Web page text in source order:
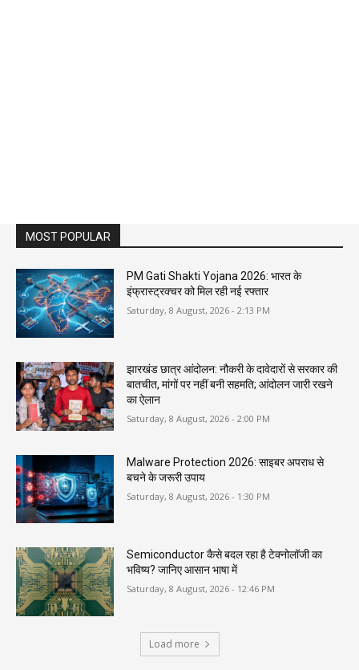
MOST POPULAR
PM Gati Shakti Yojana 2026: भारत के
इंफ्रास्ट्रक्चर को मिल रही नई रफ्तार
Saturday, 8 August, 2026 - 2:13 PM
झारखंड छात्र आंदोलन: नौकरी के दावेदारों से सरकार की
बातचीत, मांगों पर नहीं बनी सहमति; आंदोलन जारी रखने
का ऐलान
Saturday, 8 August, 2026 - 2:00 PM
Malware Protection 2026: साइबर अपराध से
बचने के जरूरी उपाय
Saturday, 8 August, 2026 - 1:30 PM
Semiconductor कैसे बदल रहा है टेक्नोलॉजी का
भविष्य? जानिए आसान भाषा में
Saturday, 8 August, 2026 - 12:46 PM
Load more